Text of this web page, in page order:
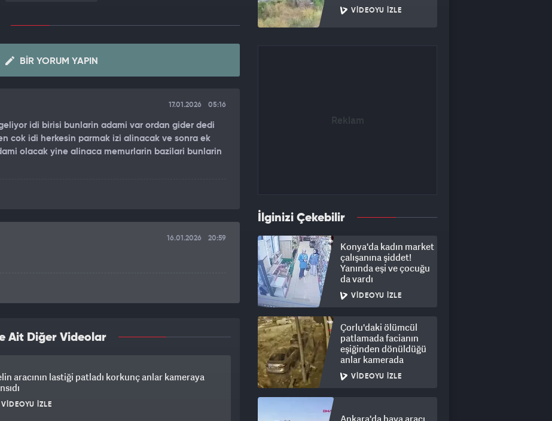
BIR YORUM YAPIN
17.01.2026 05:16
idi birisi bunlarin adami var ordan gider dedi
cok idi herkesin parmak izi alinacak ve sonra ek
olacak yine alinaca memurlarin bazilari bunlarin
16.01.2026 20:59
Ait Diğer Videolar
aracının lastiği patladı korkunç anlar kameraya
VIDEOYU İZLE
VIDEOYU İZLE
İlginizi Çekebilir
Konya'da kadın market
çalışanına şiddet!
Yanında eşi ve çocuğu
da vardı
VIDEOYU İZLE
Çorlu'daki ölümcül
patlamada facianın
eşiğinden dönüldüğü
anlar kamerada
VIDEOYU İZLE
Ankara'da hava aracı